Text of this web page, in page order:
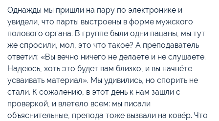
Однажды мы пришли на пару по электронике и
увидели, что парты выстроены в форме мужского
полового органа. В группе были одни пацаны, мы тут
же спросили, мол, это что такое? А преподаватель
ответил: «Вы вечно ничего не делаете и не слушаете.
Надеюсь, хоть это будет вам близко, и вы начнёте
усваивать материал». Мы удивились, но спорить не
стали. К сожалению, в этот день к нам зашли с
проверкой, и влетело всем: мы писали
объяснительные, препода тоже вызвали на ковёр. Что